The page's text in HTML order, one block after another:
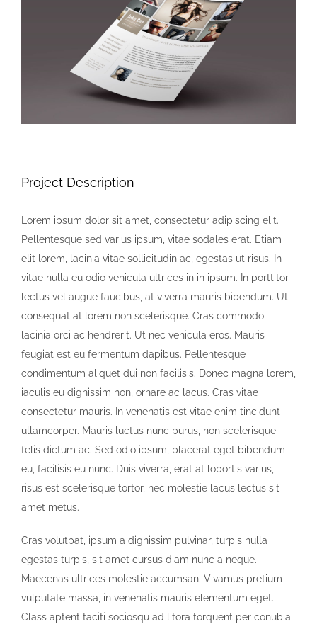
Project Description
Lorem ipsum dolor sit amet, consectetur adipiscing elit.
Pellentesque sed varius ipsum, vitae sodales erat. Etiam
elit lorem, lacinia vitae sollicitudin ac, egestas ut risus. In
vitae nulla eu odio vehicula ultrices in in ipsum. In porttitor
lectus vel augue faucibus, at viverra mauris bibendum. Ut
consequat at lorem non scelerisque. Cras commodo
lacinia orci ac hendrerit. Ut nec vehicula eros. Mauris
feugiat est eu fermentum dapibus. Pellentesque
condimentum aliquet dui non facilisis. Donec magna lorem,
iaculis eu dignissim non, ornare ac lacus. Cras vitae
consectetur mauris. In venenatis est vitae enim tincidunt
ullamcorper. Mauris luctus nunc purus, non scelerisque
felis dictum ac. Sed odio ipsum, placerat eget bibendum
eu, facilisis eu nunc. Duis viverra, erat at lobortis varius,
risus est scelerisque tortor, nec molestie lacus lectus sit
amet metus.
Cras volutpat, ipsum a dignissim pulvinar, turpis nulla
egestas turpis, sit amet cursus diam nunc a neque.
Maecenas ultrices molestie accumsan. Vivamus pretium
vulputate massa, in venenatis mauris elementum eget.
Class aptent taciti sociosqu ad litora torquent per conubia